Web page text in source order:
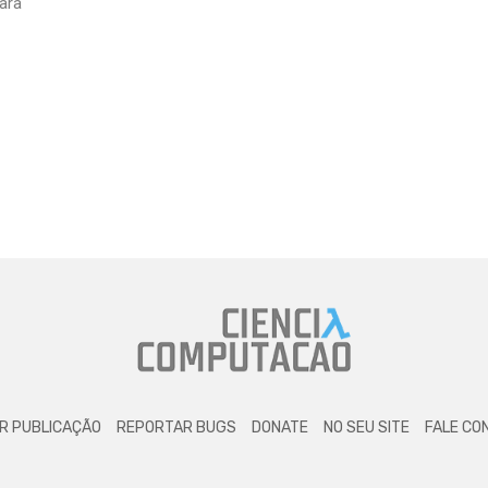
PUBLICAÇÃO REPORTAR BUGS DONATE NO SEU SITE FALE